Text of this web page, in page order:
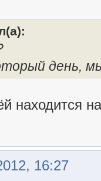
день,
16:27